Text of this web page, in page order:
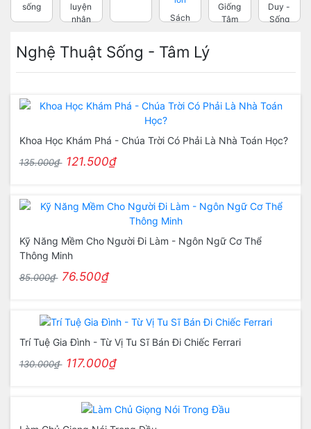
sống
luyện
nhân
Sách
mới
Giống
Tâm
Duy -
Sống
Nghệ Thuật Sống - Tâm Lý
Khoa Học Khám Phá - Chúa Trời Có Phải Là Nhà Toán Học?
135.000₫ 121.500₫
Kỹ Năng Mềm Cho Người Đi Làm - Ngôn Ngữ Cơ Thể
Thông Minh
85.000₫ 76.500₫
Trí Tuệ Gia Đình - Từ Vị Tu Sĩ Bán Đi Chiếc Ferrari
130.000₫ 117.000₫